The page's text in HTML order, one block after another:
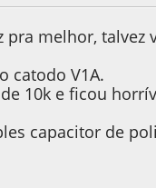
melhor, talvez
catodo V1A.
10k e ficou
capacitor de